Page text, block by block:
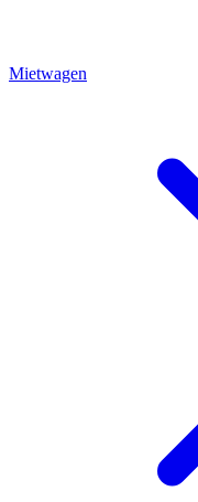
Mietwagen